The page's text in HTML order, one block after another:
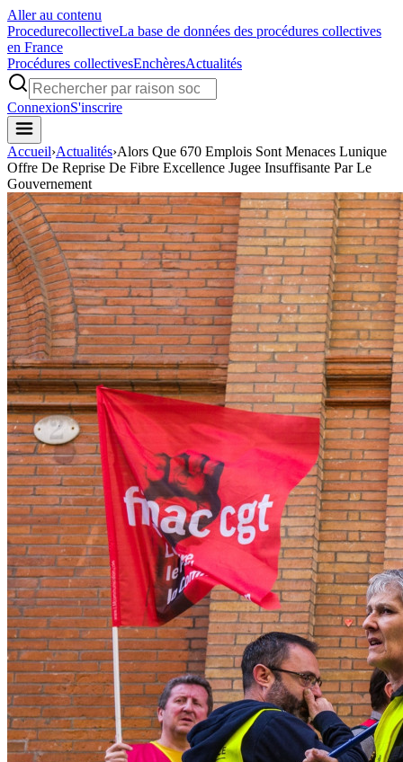
Aller au contenu
ProcedurecollectiveLa base de données des procédures collectives
en France
Procédures collectivesEnchèresActualités
ConnexionS'inscrire
Accueil›Actualités›Alors Que 670 Emplois Sont Menaces Lunique
Offre De Reprise De Fibre Excellence Jugee Insuffisante Par Le
Gouvernement